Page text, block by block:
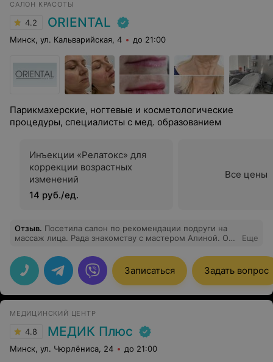
САЛОН КРАСОТЫ
4.2 ORIENTAL
Минск, ул. Кальварийская, 4 до 21:00
Парикмахерские, ногтевые и косметологические
процедуры, специалисты с мед. образованием
Инъекции «Релатокс» для
коррекции возрастных
изменений
14 руб./ед.
Все цены
Отзыв. Посетила салон по рекомендации подруги на
массаж лица. Рада знакомству с мастером Алиной. Она
тактичная. Процедура мне понравилась. Буду
постоянно посещать салон и советовать друзьям
Еще
Записаться Задать вопрос
МЕДИЦИНСКИЙ ЦЕНТР
4.8 МЕДИК Плюс
Минск, ул. Чюрлёниса, 24 до 21:00